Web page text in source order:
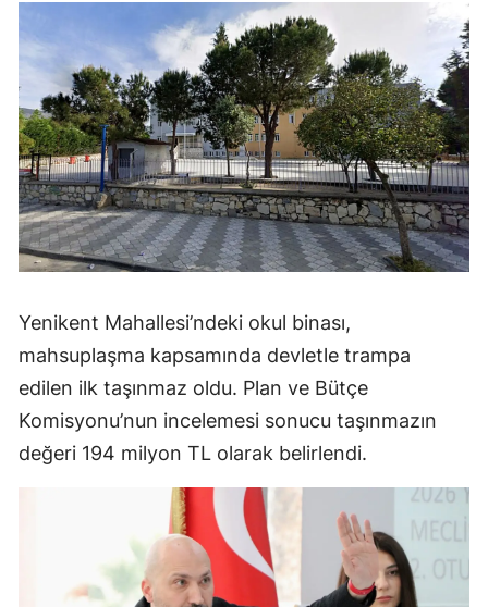
Yenikent Mahallesi’ndeki okul binası,
mahsuplaşma kapsamında devletle trampa
edilen ilk taşınmaz oldu. Plan ve Bütçe
Komisyonu’nun incelemesi sonucu taşınmazın
değeri 194 milyon TL olarak belirlendi.